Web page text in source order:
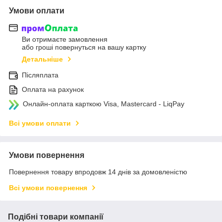
Умови оплати
Ви отримаєте замовлення
або гроші повернуться на вашу картку
Детальніше
Післяплата
Оплата на рахунок
Онлайн-оплата карткою Visa, Mastercard - LiqPay
Всі умови оплати
Умови повернення
Повернення товару впродовж 14 днів за домовленістю
Всі умови повернення
Подібні товари компанії